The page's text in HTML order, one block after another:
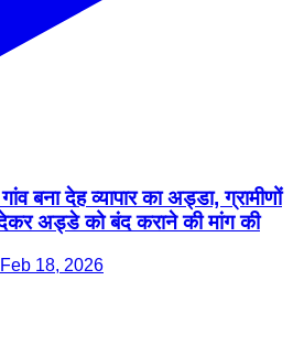
बना देह व्यापार का अड्डा, ग्रामीणों
अड्डे को बंद कराने की मांग की
18, 2026